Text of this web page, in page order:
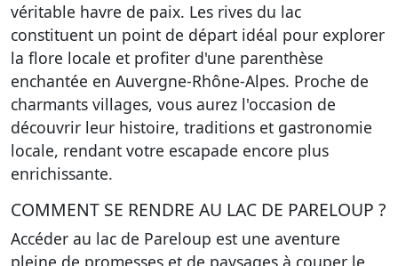
véritable havre de paix. Les rives du lac
constituent un point de départ idéal pour explorer
la flore locale et profiter d'une parenthèse
enchantée en Auvergne-Rhône-Alpes. Proche de
charmants villages, vous aurez l'occasion de
découvrir leur histoire, traditions et gastronomie
locale, rendant votre escapade encore plus
enrichissante.
COMMENT SE RENDRE AU LAC DE PARELOUP ?
Accéder au lac de Pareloup est une aventure
pleine de promesses et de paysages à couper le